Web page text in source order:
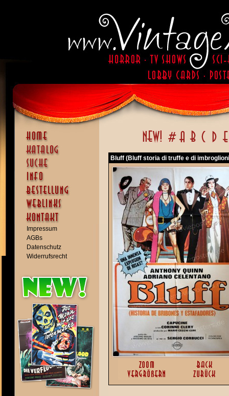
Impressum
AGBs
Datenschutz
Widerrufsrecht
Bluff (Bluff storia di truffe e di